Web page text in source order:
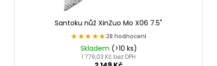
Santoku nůž XinZuo Mo X06 7.5"
★★★★★
★★★★★28 hodnocení
Skladem (>10 ks)
1 776,03 Kč bez DPH